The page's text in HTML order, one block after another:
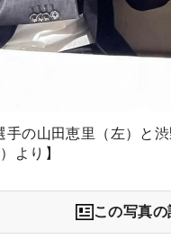
手の山田恵里（左）と
より】
この写真